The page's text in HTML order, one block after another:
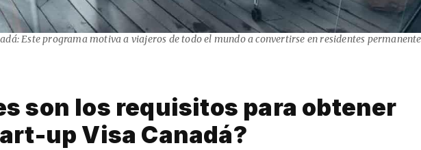
Este programa motiva a viajeros de todo el mundo a convertirse en residentes
son los requisitos para obtener
up Visa Canadá?